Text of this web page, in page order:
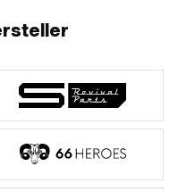
68 · Düsengrösse: 69 ·
74 · Düsengrösse: 75 ·
76 · Düsengrösse: 77 ·
78 · Düsengrösse: 79 ·
82 · Düsengrösse: 83